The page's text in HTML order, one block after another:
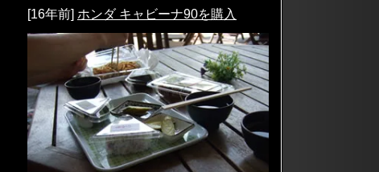
[16年前] ホンダ キャビーナ90を購入